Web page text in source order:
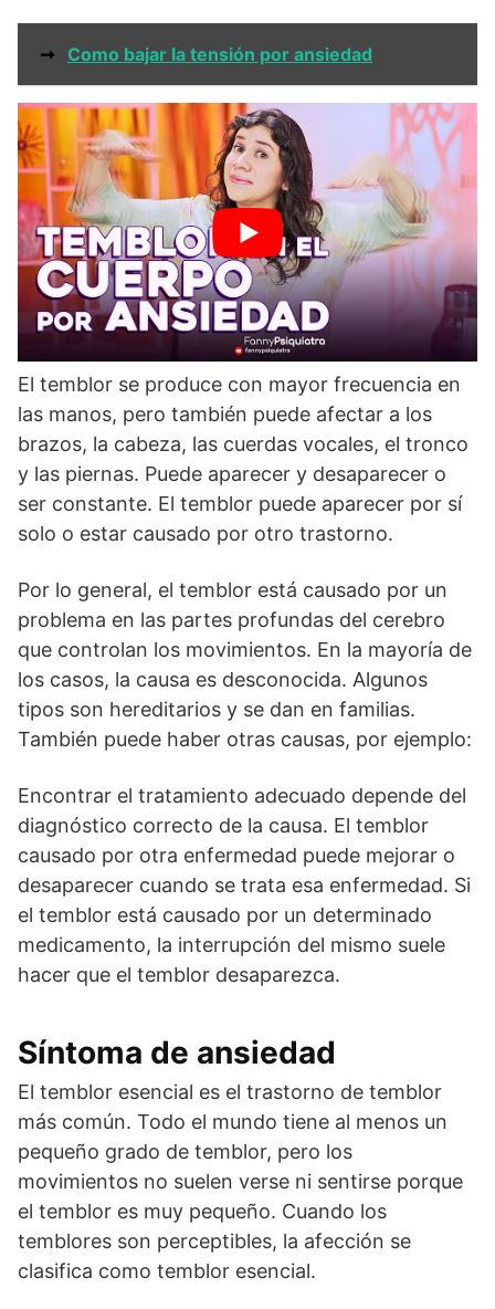
➞ Como bajar la tensión por ansiedad
Ansiedad constante
El temblor se produce con mayor frecuencia en
las manos, pero también puede afectar a los
brazos, la cabeza, las cuerdas vocales, el tronco
y las piernas. Puede aparecer y desaparecer o
ser constante. El temblor puede aparecer por sí
solo o estar causado por otro trastorno.
Por lo general, el temblor está causado por un
problema en las partes profundas del cerebro
que controlan los movimientos. En la mayoría de
los casos, la causa es desconocida. Algunos
tipos son hereditarios y se dan en familias.
También puede haber otras causas, por ejemplo:
Encontrar el tratamiento adecuado depende del
diagnóstico correcto de la causa. El temblor
causado por otra enfermedad puede mejorar o
desaparecer cuando se trata esa enfermedad. Si
el temblor está causado por un determinado
medicamento, la interrupción del mismo suele
hacer que el temblor desaparezca.
Síntoma de ansiedad
El temblor esencial es el trastorno de temblor
más común. Todo el mundo tiene al menos un
pequeño grado de temblor, pero los
movimientos no suelen verse ni sentirse porque
el temblor es muy pequeño. Cuando los
temblores son perceptibles, la afección se
clasifica como temblor esencial.